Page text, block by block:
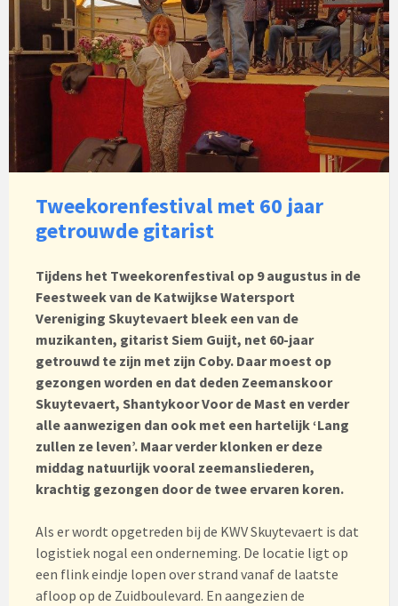
Tweekorenfestival met 60 jaar
getrouwde gitarist
Tijdens het Tweekorenfestival op 9 augustus in de
Feestweek van de Katwijkse Watersport
Vereniging Skuytevaert bleek een van de
muzikanten, gitarist Siem Guijt, net 60-jaar
getrouwd te zijn met zijn Coby. Daar moest op
gezongen worden en dat deden Zeemanskoor
Skuytevaert, Shantykoor Voor de Mast en verder
alle aanwezigen dan ook met een hartelijk ‘Lang
zullen ze leven’. Maar verder klonken er deze
middag natuurlijk vooral zeemansliederen,
krachtig gezongen door de twee ervaren koren.
Als er wordt opgetreden bij de KWV Skuytevaert is dat
logistiek nogal een onderneming. De locatie ligt op
een flink eindje lopen over strand vanaf de laatste
afloop op de Zuidboulevard. En aangezien de